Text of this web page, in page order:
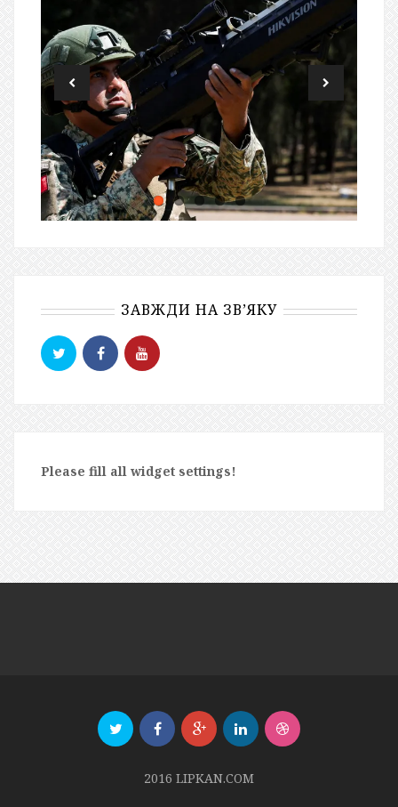
ЗАВЖДИ НА ЗВ’ЯКУ
Please fill all widget settings!
2016 LIPKAN.COM